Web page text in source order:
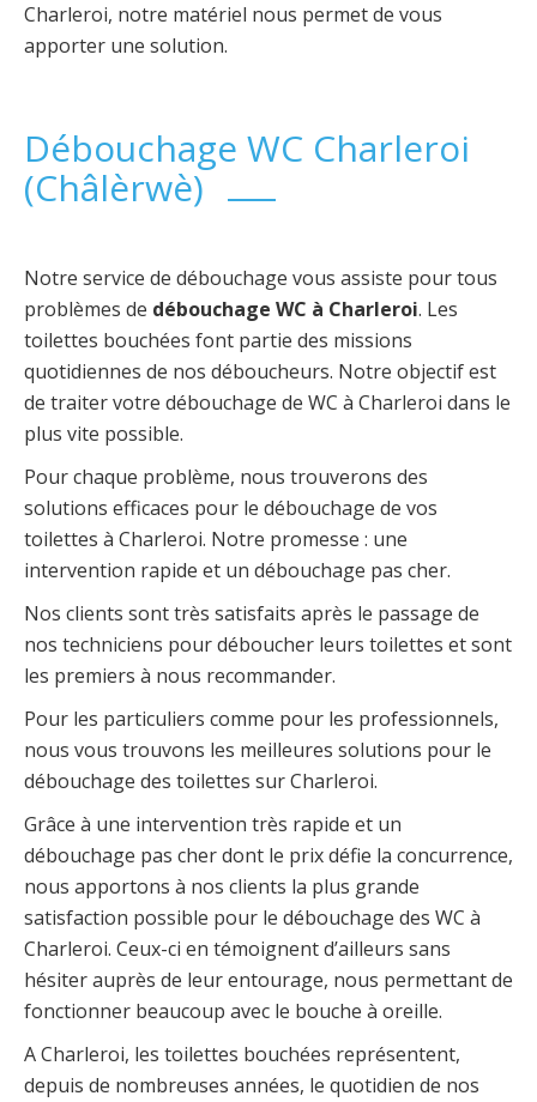
Charleroi, notre matériel nous permet de vous
apporter une solution.
Débouchage WC Charleroi
(Châlèrwè)
Notre service de débouchage vous assiste pour tous
problèmes de débouchage WC à Charleroi. Les
toilettes bouchées font partie des missions
quotidiennes de nos déboucheurs. Notre objectif est
de traiter votre débouchage de WC à Charleroi dans le
plus vite possible.
Pour chaque problème, nous trouverons des
solutions efficaces pour le débouchage de vos
toilettes à Charleroi. Notre promesse : une
intervention rapide et un débouchage pas cher.
Nos clients sont très satisfaits après le passage de
nos techniciens pour déboucher leurs toilettes et sont
les premiers à nous recommander.
Pour les particuliers comme pour les professionnels,
nous vous trouvons les meilleures solutions pour le
débouchage des toilettes sur Charleroi.
Grâce à une intervention très rapide et un
débouchage pas cher dont le prix défie la concurrence,
nous apportons à nos clients la plus grande
satisfaction possible pour le débouchage des WC à
Charleroi. Ceux-ci en témoignent d’ailleurs sans
hésiter auprès de leur entourage, nous permettant de
fonctionner beaucoup avec le bouche à oreille.
A Charleroi, les toilettes bouchées représentent,
depuis de nombreuses années, le quotidien de nos